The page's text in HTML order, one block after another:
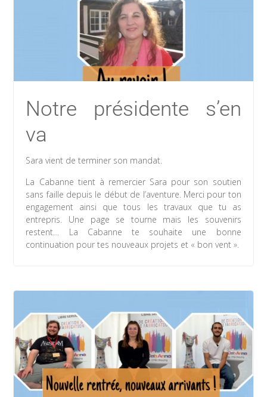
Notre présidente s’en
va
Sara vient de terminer son mandat.
La Cabanne tient à remercier Sara pour son soutien
sans faille depuis le début de l’aventure. Merci pour ton
engagement ainsi que tous les travaux que tu as
entrepris. Une page se tourne mais les souvenirs
restent… La Cabanne te souhaite une bonne
continuation pour tes nouveaux projets et « bon vent ».